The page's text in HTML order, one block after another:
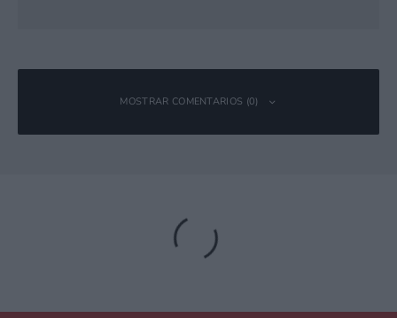
MOSTRAR COMENTARIOS (0)
Tu dirección de correo electrónico no será publicada.
obligatorios están marcados con*